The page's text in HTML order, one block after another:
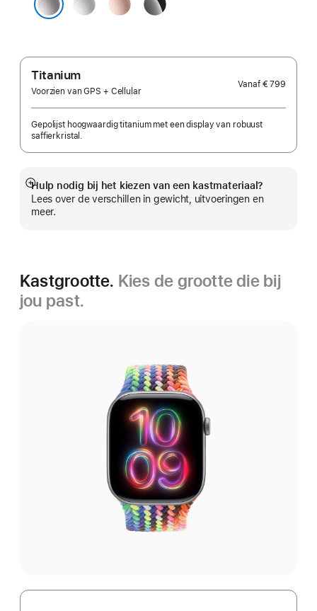
Titanium
Voorzien van GPS + Cellular
Vanaf € 799
Gepolijst hoogwaardig titanium met een display van robuust
saffierkristal.
Hulp nodig bij het kiezen van een kastmateriaal?
Lees over de verschillen in gewicht, uitvoeringen en
meer.
Meer
Kastgrootte. Kies de grootte die bij
jou past.